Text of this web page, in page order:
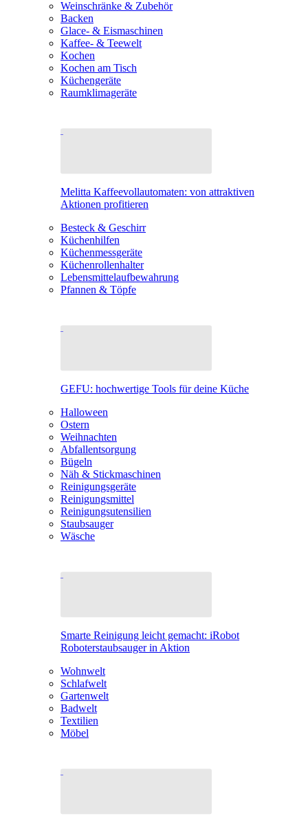
Weinschränke & Zubehör
Backen
Glace- & Eismaschinen
Kaffee- & Teewelt
Kochen
Kochen am Tisch
Küchengeräte
Raumklimageräte
Melitta Kaffeevollautomaten: von attraktiven
Aktionen profitieren
Besteck & Geschirr
Küchenhilfen
Küchenmessgeräte
Küchenrollenhalter
Lebensmittelaufbewahrung
Pfannen & Töpfe
GEFU: hochwertige Tools für deine Küche
Halloween
Ostern
Weihnachten
Abfallentsorgung
Bügeln
Näh & Stickmaschinen
Reinigungsgeräte
Reinigungsmittel
Reinigungsutensilien
Staubsauger
Wäsche
Smarte Reinigung leicht gemacht: iRobot
Roboterstaubsauger in Aktion
Wohnwelt
Schlafwelt
Gartenwelt
Badwelt
Textilien
Möbel